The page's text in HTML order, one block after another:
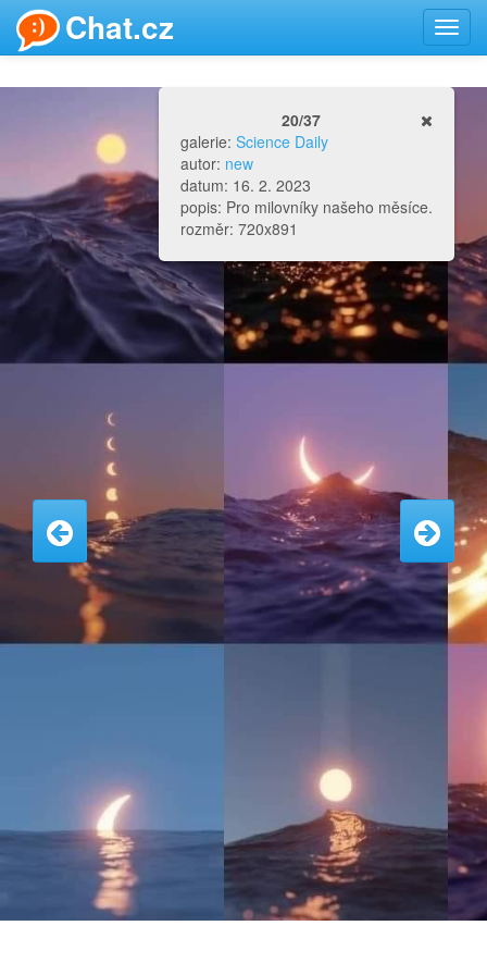
Chat.cz
20/37
galerie: Science Daily
autor: new
datum: 16. 2. 2023
popis: Pro milovníky našeho měsíce.
rozměr: 720x891